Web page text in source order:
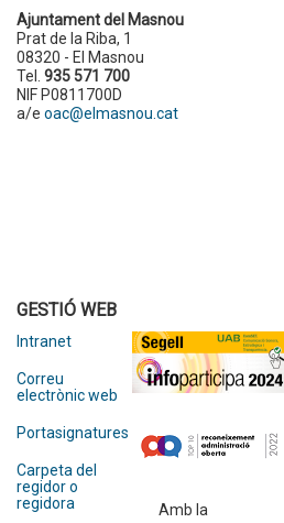
Ajuntament del Masnou
Prat de la Riba, 1
08320 - El Masnou
Tel. 935 571 700
NIF P0811700D
a/e oac@elmasnou.cat
GESTIÓ WEB
Intranet
Correu
electrònic web
Portasignatures
Carpeta del
regidor o
regidora
Amb la